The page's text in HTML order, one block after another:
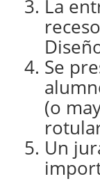
La
Se
(o
Un